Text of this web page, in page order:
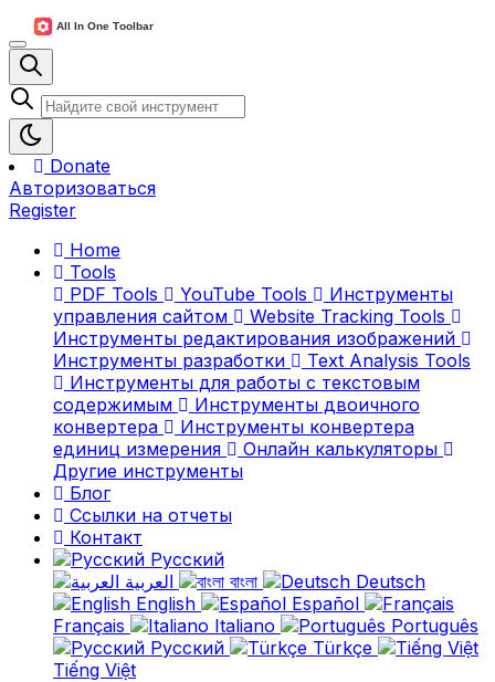
Donate
Авторизоваться
Register
Home
Tools
PDF Tools
YouTube Tools
Инструменты
управления сайтом
Website Tracking Tools
Инструменты редактирования изображений
Инструменты разработки
Text Analysis Tools
Инструменты для работы с текстовым
содержимым
Инструменты двоичного
конвертера
Инструменты конвертера
единиц измерения
Онлайн калькуляторы
Другие инструменты
Блог
Ссылки на отчеты
Контакт
Русский
বাংলা
Deutsch
English
Español
Français
Italiano
Português
Русский
Türkçe
Tiếng Việt